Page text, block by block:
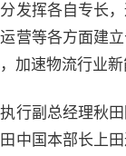
发挥各自专长
营等各方面建
加速物流行业新
行副总经理秋
中国本部长上